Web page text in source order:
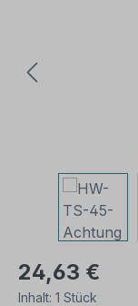
24,63 €
Inhalt: 1 Stück